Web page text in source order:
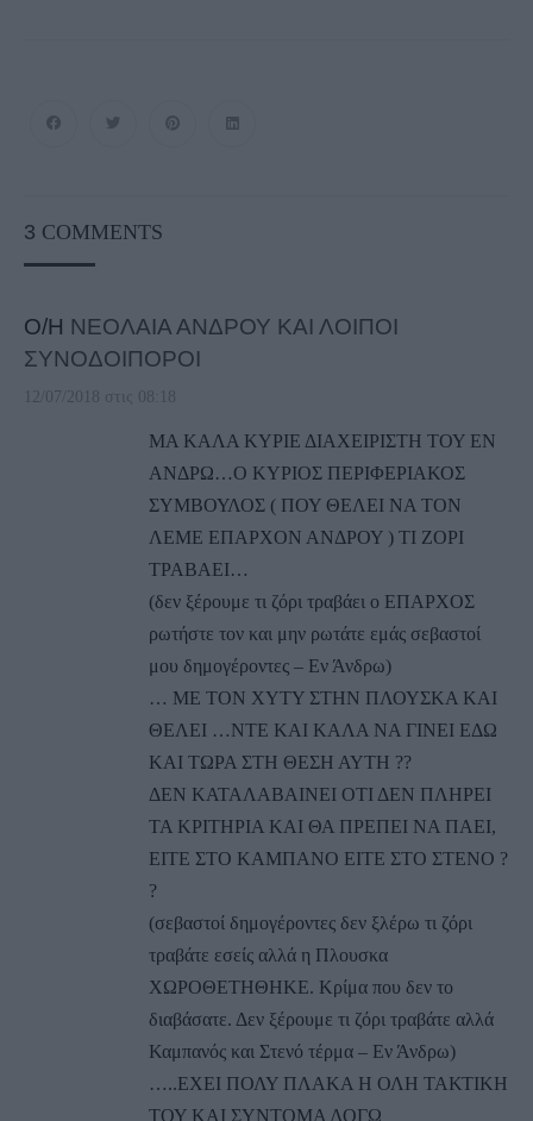
3 COMMENTS
Ο/Η ΝΕΟΛΑΙΑ ΑΝΔΡΟΥ ΚΑΙ ΛΟΙΠΟΙ
ΣΥΝΟΔΟΙΠΟΡΟΙ
12/07/2018 στις 08:18
ΜΑ ΚΑΛΑ ΚΥΡΙΕ ΔΙΑΧΕΙΡΙΣΤΗ ΤΟΥ ΕΝ
ΑΝΔΡΩ…Ο ΚΥΡΙΟΣ ΠΕΡΙΦΕΡΙΑΚΟΣ
ΣΥΜΒΟΥΛΟΣ ( ΠΟΥ ΘΕΛΕΙ ΝΑ ΤΟΝ
ΛΕΜΕ ΕΠΑΡΧΟΝ ΑΝΔΡΟΥ ) ΤΙ ΖΟΡΙ
ΤΡΑΒΑΕΙ…
(δεν ξέρουμε τι ζόρι τραβάει ο ΕΠΑΡΧΟΣ
ρωτήστε τον και μην ρωτάτε εμάς σεβαστοί
μου δημογέροντες – Εν Άνδρω)
… ΜΕ ΤΟΝ ΧΥΤΥ ΣΤΗΝ ΠΛΟΥΣΚΑ ΚΑΙ
ΘΕΛΕΙ …ΝΤΕ ΚΑΙ ΚΑΛΑ ΝΑ ΓΙΝΕΙ ΕΔΩ
ΚΑΙ ΤΩΡΑ ΣΤΗ ΘΕΣΗ ΑΥΤΗ ??
ΔΕΝ ΚΑΤΑΛΑΒΑΙΝΕΙ ΟΤΙ ΔΕΝ ΠΛΗΡΕΙ
ΤΑ ΚΡΙΤΗΡΙΑ ΚΑΙ ΘΑ ΠΡΕΠΕΙ ΝΑ ΠΑΕΙ,
ΕΙΤΕ ΣΤΟ ΚΑΜΠΑΝΟ ΕΙΤΕ ΣΤΟ ΣΤΕΝΟ ?
?
(σεβαστοί δημογέροντες δεν ξλέρω τι ζόρι
τραβάτε εσείς αλλά η Πλουσκα
ΧΩΡΟΘΕΤΗΘΗΚΕ. Κρίμα που δεν το
διαβάσατε. Δεν ξέρουμε τι ζόρι τραβάτε αλλά
Καμπανός και Στενό τέρμα – Εν Άνδρω)
…..ΕΧΕΙ ΠΟΛΥ ΠΛΑΚΑ Η ΟΛΗ ΤΑΚΤΙΚΗ
ΤΟΥ ΚΑΙ ΣΥΝΤΟΜΑ ΛΟΓΩ